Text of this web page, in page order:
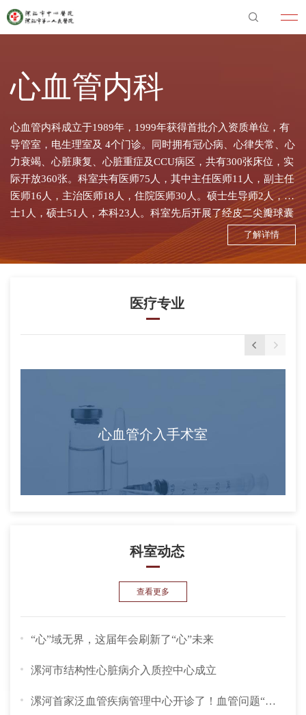
心血管内科
心血管内科成立于1989年，1999年获得首批介入资质单位，有
导管室，电生理室及 4个门诊。同时拥有冠心病、心律失常、心
力衰竭、心脏康复、心脏重症及CCU病区，共有300张床位，实
际开放360张。科室共有医师75人，其中主任医师11人，副主任
医师16人，主治医师18人，住院医师30人。硕士生导师2人，博
士1人，硕士51人，本科23人。科室先后开展了经皮二尖瓣球囊
扩张成形术、经皮冠状动脉造影、冠状动脉成形术、冠脉内支
架术、血管内超声术、室上性心动过速及房颤射频消融术、临
时及永久起搏器植入术、CRT及CRT-D植入术、房间隔缺损、室
了解详情
医疗专业
心血管介入手术室
科室动态
查看更多
“心”域无界，这届年会刷新了“心”未来
漯河市结构性心脏病介入质控中心成立
漯河首家泛血管疾病管理中心开诊了！血管问题“一站搞...